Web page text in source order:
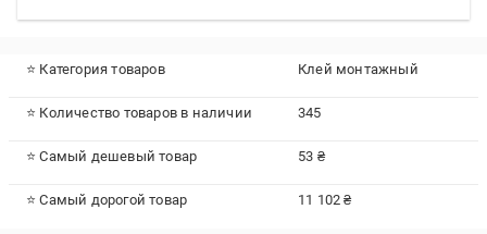
⭐ Категория товаров Клей монтажный
⭐ Количество товаров в наличии 345
⭐ Самый дешевый товар 53 ₴
⭐ Самый дорогой товар 11 102 ₴